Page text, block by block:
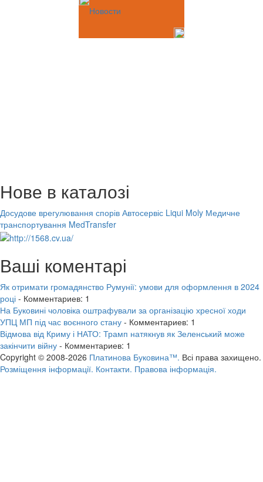
Новости
Нове в каталозі
Досудове врегулювання спорів Автосервіс Liqui Moly Медичне
транспортування MedTransfer
Ваші коментарі
Як отримати громадянство Румунії: умови для оформлення в 2024
році - Комментариев: 1
На Буковині чоловіка оштрафували за організацію хресної ходи
УПЦ МП під час воєнного стану - Комментариев: 1
Відмова від Криму і НАТО: Трамп натякнув як Зеленський може
закінчити війну - Комментариев: 1
Copyright © 2008-2026 Платинова Буковина™. Всі права захищено.
Розміщення інформації. Контакти. Правова інформація.